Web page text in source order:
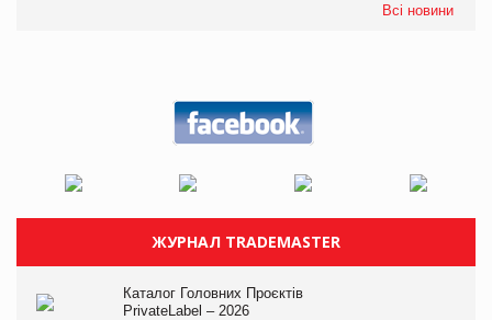
Всі новини
ЖУРНАЛ TRADEMASTER
Каталог Головних Проєктів
PrivateLabel – 2026